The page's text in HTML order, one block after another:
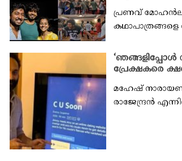
പ്രണവ്
കഥാപാത്രങ്ങളെ
‘ഞങ്ങളിപ്പോൾ
പ്രേക്ഷകരെ
മഹേഷ്
രാജേന്ദ്രൻ